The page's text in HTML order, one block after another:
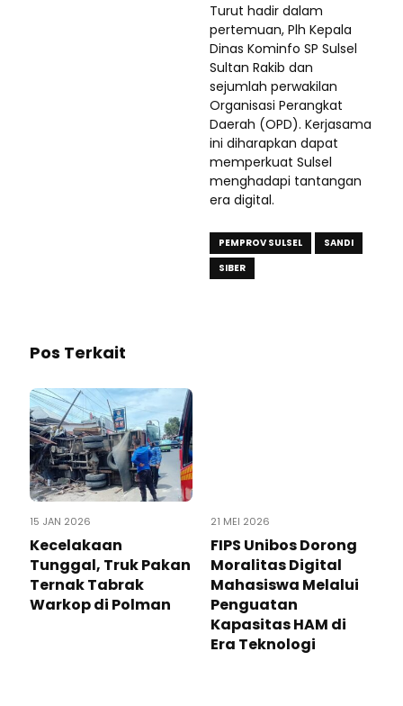
Turut hadir dalam
pertemuan, Plh Kepala
Dinas Kominfo SP Sulsel
Sultan Rakib dan
sejumlah perwakilan
Organisasi Perangkat
Daerah (OPD). Kerjasama
ini diharapkan dapat
memperkuat Sulsel
menghadapi tantangan
era digital.
PEMPROV SULSEL
SANDI
SIBER
Pos Terkait
15 JAN 2026
Kecelakaan
Tunggal, Truk Pakan
Ternak Tabrak
Warkop di Polman
21 MEI 2026
FIPS Unibos Dorong
Moralitas Digital
Mahasiswa Melalui
Penguatan
Kapasitas HAM di
Era Teknologi